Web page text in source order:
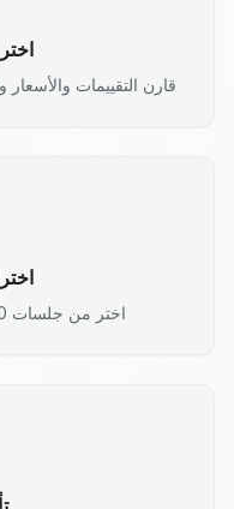
قارن التقييمات والأسعار
اختر من جلسات 30 أو 60 أو 90 أو 120 دقيقة